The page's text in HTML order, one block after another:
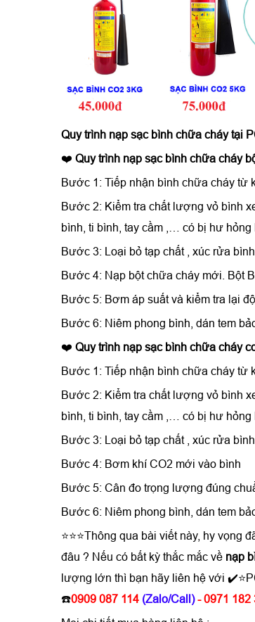
Quy trình nạp sạc bình chữa cháytại
❤️ Quy trình nạp sạc bình chữa cháy
Bước 1: Tiếp nhận bình chữa cháy từ
Bước 2: Kiểm tra chất lượng vỏ bình
bình, ti bình, tay cầm ,… có bị hư hỏng
Bước 3: Loại bỏ tạp chất , xúc rửa
Bước 4: Nạp bột chữa cháy mới. Bột
Bước 5: Bơm áp suất và kiểm tra lại
Bước 6: Niêm phong bình, dán tem
❤️ Quy trình nạp sạc bình chữa cháy
Bước 1: Tiếp nhận bình chữa cháy từ
Bước 2: Kiểm tra chất lượng vỏ bình
bình, ti bình, tay cầm ,… có bị hư hỏng
Bước 3: Loại bỏ tạp chất , xúc rửa
Bước 4: Bơm khí CO2 mới vào bình
Bước 5: Cân đo trọng lượng đúng
Bước 6: Niêm phong bình, dán tem
⭐⭐⭐Thông qua bài viết này, hy
đâu ? Nếu có bất kỳ thắc mắc về nạp
lượng lớn thì bạn hãy liên hệ với
☎️0909 087 114 (Zalo/Call) - 0971 182